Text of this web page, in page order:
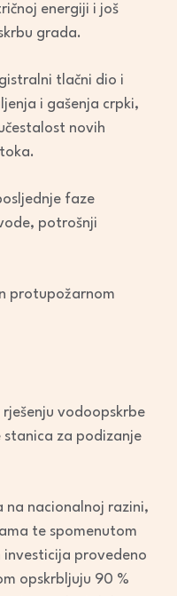
energiji i još
grada.
tlačni dio i
i gašenja crpki,
novih
faze
potrošnji
protupožarnom
vodoopskrbe
za podizanje
na nacionalnoj razini,
te spomenutom
investicija provedeno
opskrbljuju 90 %